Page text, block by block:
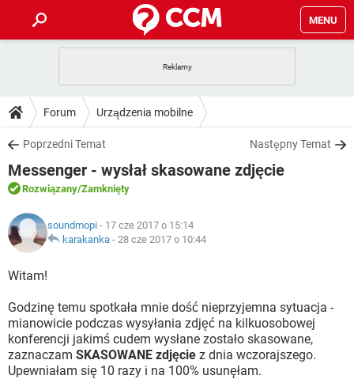
MENU
GRY WHATSAPP
SPOTIFY
INSTAGRAM FACEBOOK
WINDOWS 10
PORADY
PlayStation TIKTOK
SPOTIFY
INSTAGRAM
WINDOWS 10
DO POBRANIA
ANDROID TIKTOK
GRY
IOS NETFLIX
INSTAGRAM
WINDOWS 10
FORUM
COVID-19
GRY WHATSAPP
WINDOWS 10
ARTYKUŁY
COVID-19
GRY
SPOTIFY NETFLIX
INSTAGRAM FACEBOOK
WINDOWS 10
Forum Urządzenia mobilne
Poprzedni Temat Następny Temat
Messenger - wysłał skasowane zdjęcie
Rozwiązany/Zamknięty
soundmopi - 17 cze 2017 o 15:14
karakanka - 28 cze 2017 o 10:44
Witam!
Godzinę temu spotkała mnie dość nieprzyjemna sytuacja -
mianowicie podczas wysyłania zdjęć na kilkuosobowej
konferencji jakimś cudem wysłane zostało skasowane,
zaznaczam SKASOWANE zdjęcie z dnia wczorajszego.
Upewniałam się 10 razy i na 100% usunęłam.